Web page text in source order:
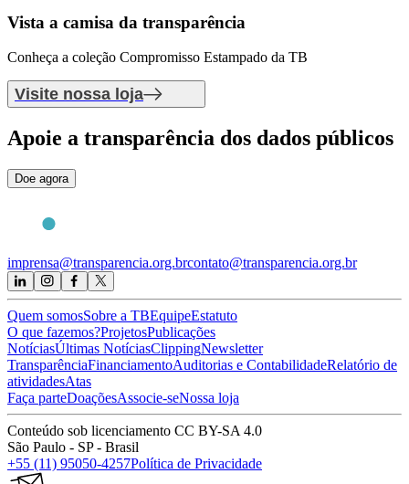
Vista a camisa da transparência
Conheça a coleção Compromisso Estampado da TB
Visite nossa loja
Apoie a transparência dos dados públicos
Doe agora
imprensa@transparencia.org.brcontato@transparencia.org.br
Quem somosSobre a TBEquipeEstatuto
O que fazemos?ProjetosPublicações
NotíciasÚltimas NotíciasClippingNewsletter
TransparênciaFinanciamentoAuditorias e ContabilidadeRelatório de
atividadesAtas
Faça parteDoaçõesAssocie-seNossa loja
Conteúdo sob licenciamento CC BY-SA 4.0
São Paulo - SP - Brasil
+55 (11) 95050-4257Política de Privacidade